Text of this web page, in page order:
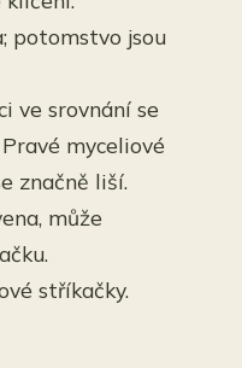
potomstvo jsou
ve srovnání se
Pravé myceliové
značně liší.
může
stříkačky.